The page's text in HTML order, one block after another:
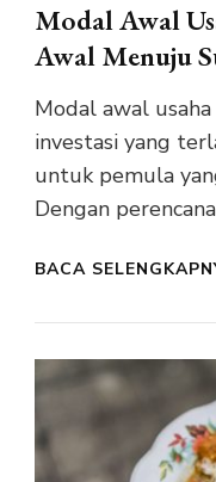
Modal Awal
Awal Menuju
Modal awal
investasi yang
untuk pemula
Dengan
BACA